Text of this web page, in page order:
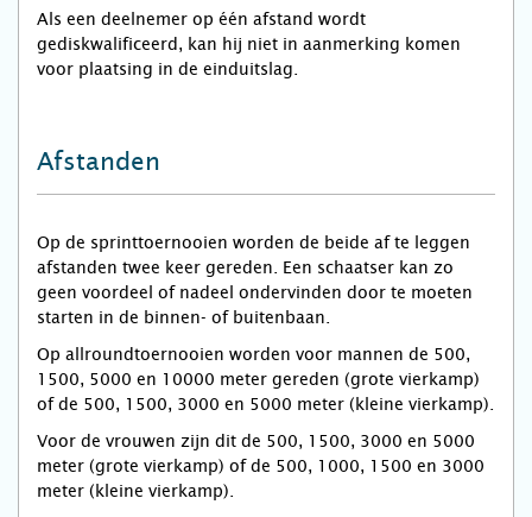
Als een deelnemer op één afstand wordt
gediskwalificeerd, kan hij niet in aanmerking komen
voor plaatsing in de einduitslag.
Afstanden
Op de sprinttoernooien worden de beide af te leggen
afstanden twee keer gereden. Een schaatser kan zo
geen voordeel of nadeel ondervinden door te moeten
starten in de binnen- of buitenbaan.
Op allroundtoernooien worden voor mannen de 500,
1500, 5000 en 10000 meter gereden (grote vierkamp)
of de 500, 1500, 3000 en 5000 meter (kleine vierkamp).
Voor de vrouwen zijn dit de 500, 1500, 3000 en 5000
meter (grote vierkamp) of de 500, 1000, 1500 en 3000
meter (kleine vierkamp).